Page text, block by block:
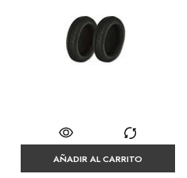
AÑADIR AL CARRITO